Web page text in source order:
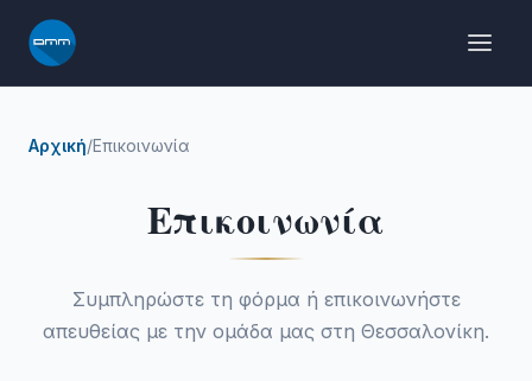
Μετάβαση
στο
περιεχόμενο
Αρχική/Επικοινωνία
Επικοινωνία
Συμπληρώστε τη φόρμα ή επικοινωνήστε
απευθείας με την ομάδα μας στη Θεσσαλονίκη.